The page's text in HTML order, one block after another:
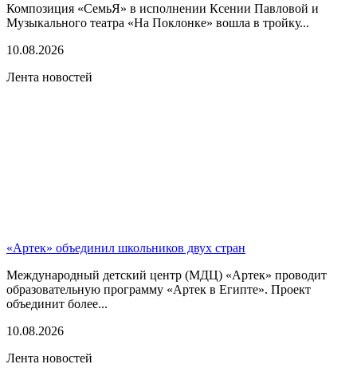
Композиция «СемьЯ» в исполнении Ксении Павловой и
Музыкального театра «На Поклонке» вошла в тройку...
10.08.2026
Лента новостей
«Артек» объединил школьников двух стран
Международный детский центр (МДЦ) «Артек» проводит
образовательную программу «Артек в Египте». Проект
объединит более...
10.08.2026
Лента новостей